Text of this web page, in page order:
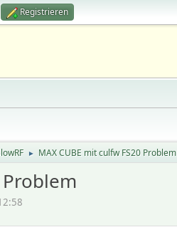
Registrieren
► MAX CUBE mit culfw FS20 Problem
Problem